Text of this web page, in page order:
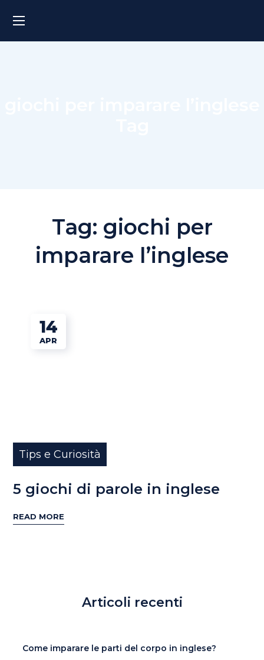
Tag: giochi per
imparare l’inglese
14
APR
Tips e Curiosità
5 giochi di parole in inglese
READ MORE
Articoli recenti
Come imparare le parti del corpo in inglese?